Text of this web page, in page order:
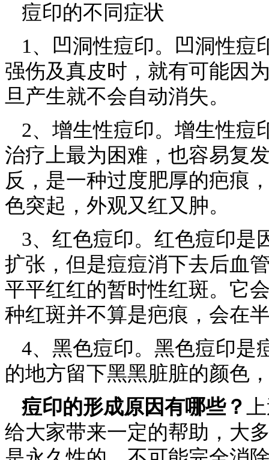
痘印的不同症状
1、凹洞性痘印。凹洞性痘
强伤及真皮时，就有可能因
旦产生就不会自动消失。
2、增生性痘印。增生性痘
治疗上最为困难，也容易复
反，是一种过度肥厚的疤痕
色突起，外观又红又肿。
3、红色痘印。红色痘印是
扩张，但是痘痘消下去后血
平平红红的暂时性红斑。它
种红斑并不算是疤痕，会在
4、黑色痘印。黑色痘印是
的地方留下黑黑脏脏的颜色
痘印的形成原因有哪些？
给大家带来一定的帮助，大